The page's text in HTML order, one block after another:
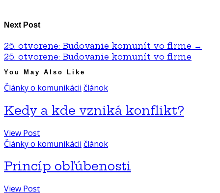
Next Post
25. otvorene: Budovanie komunít vo firme →
25. otvorene: Budovanie komunít vo firme
You May Also Like
Články o komunikácii článok
Kedy a kde vzniká konflikt?
View Post
Články o komunikácii článok
Princíp obľúbenosti
View Post